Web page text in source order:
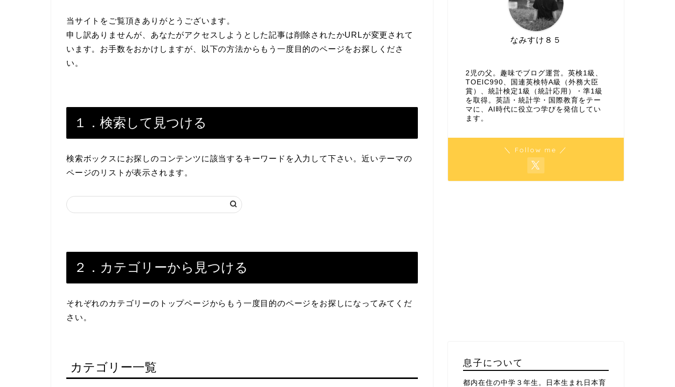
当サイトをご覧頂きありがとうございます。
申し訳ありませんが、あなたがアクセスしようとした記事は削除されたかURLが変更されて
います。お手数をおかけしますが、以下の方法からもう一度目的のページをお探しくださ
い。
１．検索して見つける
検索ボックスにお探しのコンテンツに該当するキーワードを入力して下さい。近いテーマの
ページのリストが表示されます。
２．カテゴリーから見つける
それぞれのカテゴリーのトップページからもう一度目的のページをお探しになってみてくだ
さい。
カテゴリー一覧
なみすけ８５
2児の父。趣味でブログ運営。英検1級、
TOEIC990、国連英検特A級（外務大臣
賞）、統計検定1級（統計応用）・準1級
を取得。英語・統計学・国際教育をテー
マに、AI時代に役立つ学びを発信してい
ます。
＼ Follow me ／
息子について
都内在住の中学３年生。日本生まれ日本育